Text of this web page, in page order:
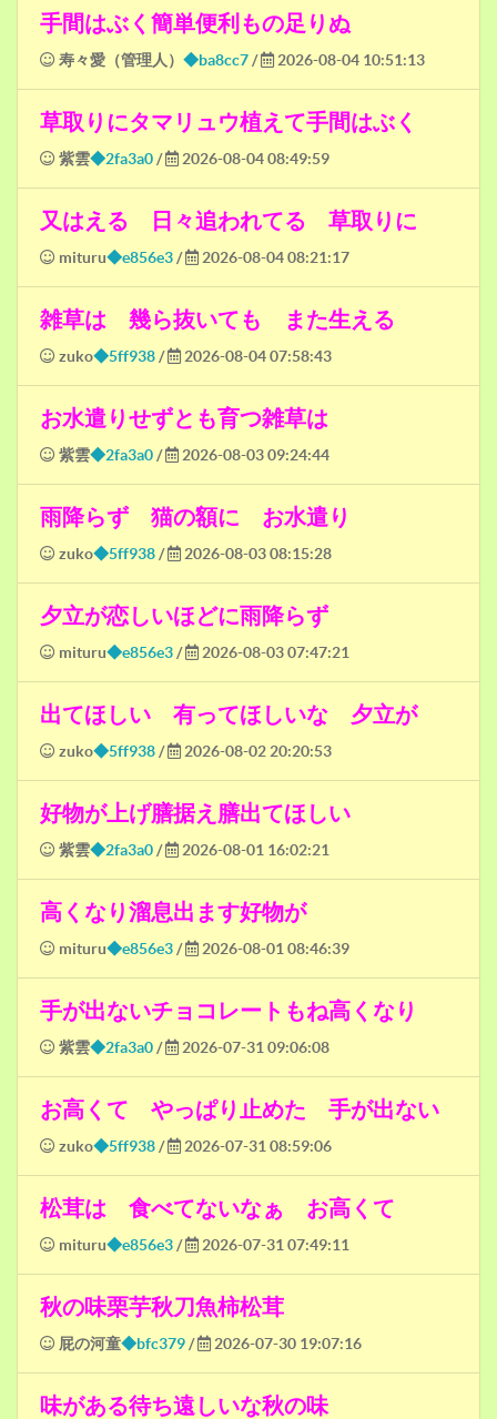
手間はぶく簡単便利もの足りぬ
寿々愛（管理人） ◆ba8cc7 / 2026-08-04 10:51:13
草取りにタマリュウ植えて手間はぶく
紫雲◆2fa3a0 / 2026-08-04 08:49:59
又はえる 日々追われてる 草取りに
mituru◆e856e3 / 2026-08-04 08:21:17
雑草は 幾ら抜いても また生える
zuko◆5ff938 / 2026-08-04 07:58:43
お水遣りせずとも育つ雑草は
紫雲◆2fa3a0 / 2026-08-03 09:24:44
雨降らず 猫の額に お水遣り
zuko◆5ff938 / 2026-08-03 08:15:28
夕立が恋しいほどに雨降らず
mituru◆e856e3 / 2026-08-03 07:47:21
出てほしい 有ってほしいな 夕立が
zuko◆5ff938 / 2026-08-02 20:20:53
好物が上げ膳据え膳出てほしい
紫雲◆2fa3a0 / 2026-08-01 16:02:21
高くなり溜息出ます好物が
mituru◆e856e3 / 2026-08-01 08:46:39
手が出ないチョコレートもね高くなり
紫雲◆2fa3a0 / 2026-07-31 09:06:08
お高くて やっぱり止めた 手が出ない
zuko◆5ff938 / 2026-07-31 08:59:06
松茸は 食べてないなぁ お高くて
mituru◆e856e3 / 2026-07-31 07:49:11
秋の味栗芋秋刀魚柿松茸
屁の河童◆bfc379 / 2026-07-30 19:07:16
味がある待ち遠しいな秋の味